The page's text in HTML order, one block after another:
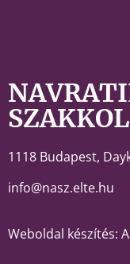
1118 Budapest,
info@nasz.elte.hu
Weboldal készítés: